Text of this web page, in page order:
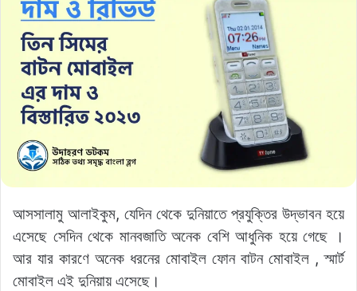
আসসালামু আলাইকুম, যেদিন থেকে দুনিয়াতে প্রযুক্তির উদ্ভাবন হয়ে
এসেছে সেদিন থেকে মানবজাতি অনেক বেশি আধুনিক হয়ে গেছে ।
আর যার কারণে অনেক ধরনের মোবাইল ফোন বাটন মোবাইল , স্মার্ট
মোবাইল এই দুনিয়ায় এসেছে।